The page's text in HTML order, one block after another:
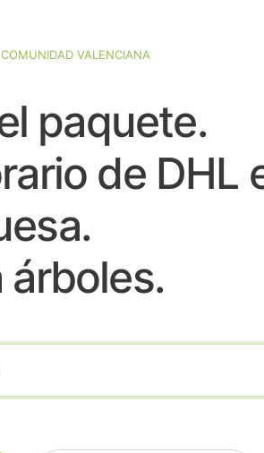
COMUNIDAD VALENCIANA
paquete.
de DHL
árboles.